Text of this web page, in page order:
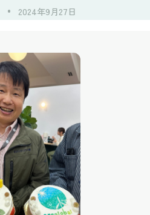
2024年9月27日